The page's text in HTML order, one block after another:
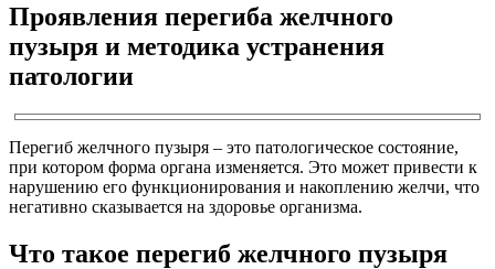
Проявления перегиба желчного
пузыря и методика устранения
патологии
Перегиб желчного пузыря – это патологическое состояние,
при котором форма органа изменяется. Это может привести к
нарушению его функционирования и накоплению желчи, что
негативно сказывается на здоровье организма.
Что такое перегиб желчного пузыря